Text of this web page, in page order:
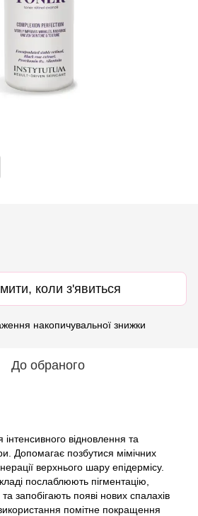
коли з'явиться
накопичувальної знижки
До обраного
відновлення та
Допомагає позбутися мімічних
верхнього шару епідермісу.
послаблюють пігментацію,
запобігають появі нових спалахів
помітне покращення